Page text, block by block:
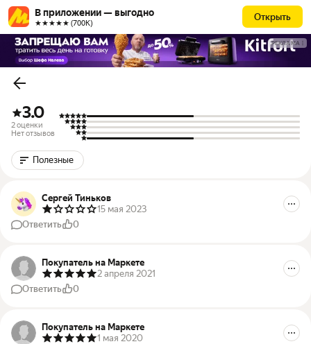
В приложении — выгодно
★★★★★ (700К)
Открыть
РЕКЛАМА
3.0
2 оценки
Нет отзывов
Полезные
Сергей Тиньков
15 мая 2023
Ответить
0
Покупатель на Маркете
2 апреля 2021
Ответить
0
Покупатель на Маркете
1 мая 2020